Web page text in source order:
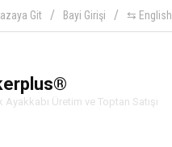
Git Bayi Girişi ⇆ English
Ayakkabı Üretim ve Toptan Satışı